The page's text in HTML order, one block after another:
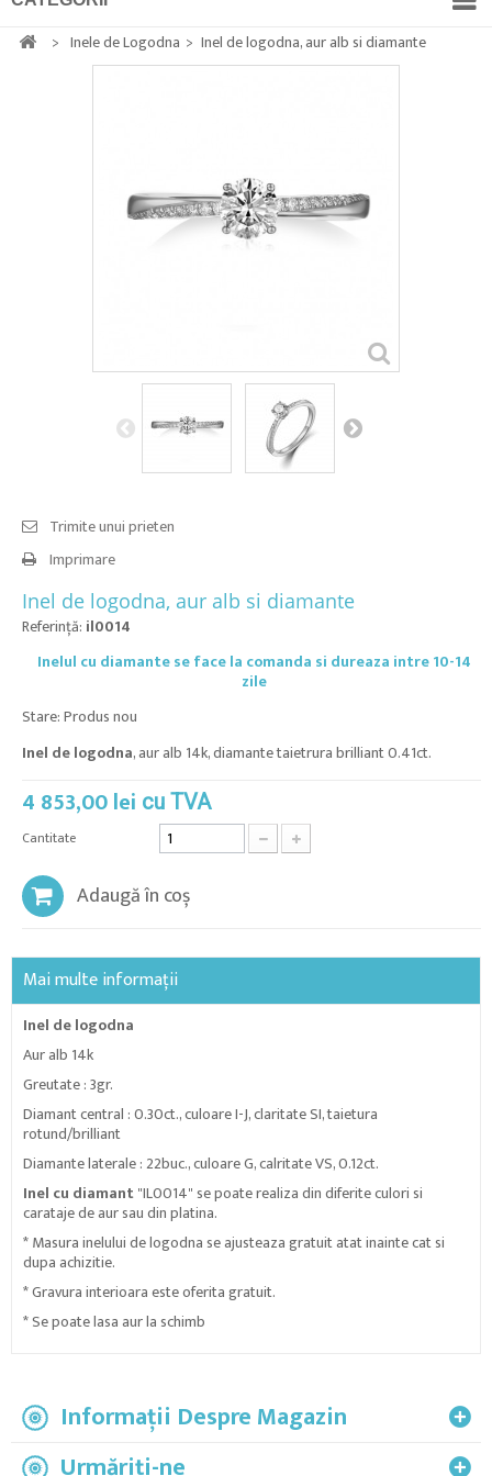
> Inele de Logodna > Inel de logodna, aur alb si diamante
Trimite unui prieten
Imprimare
Inel de logodna, aur alb si diamante
Referinţă: il0014
Inelul cu diamante se face la comanda si dureaza intre 10-14
zile
Stare:Produs nou
Inel de logodna, aur alb 14k, diamante taietrura brilliant 0.41ct.
4 853,00 lei cu TVA
Cantitate
Adaugă în coș
Mai multe informații
Inel de logodna
Aur alb 14k
Greutate : 3gr.
Diamant central : 0.30ct., culoare I-J, claritate SI, taietura
rotund/brilliant
Diamante laterale : 22buc., culoare G, calritate VS, 0.12ct.
Inel cu diamant"IL0014" se poate realiza din diferite culori si
carataje de aur sau din platina.
* Masura inelului de logodna se ajusteaza gratuit atat inainte cat si
dupa achizitie.
* Gravura interioara este oferita gratuit.
* Se poate lasa aur la schimb
Informații Despre Magazin